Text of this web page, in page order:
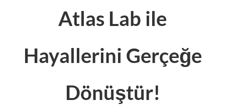
Atlas Lab ile
Hayallerini Gerçeğe
Dönüştür!